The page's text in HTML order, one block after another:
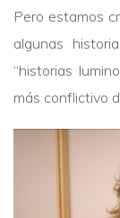
Pero estamos
algunas
“historias
más conflictivo